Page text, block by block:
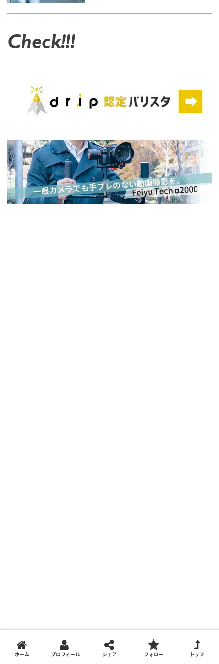
Check!!!
ホーム プロフィール シェア フォロー トップ